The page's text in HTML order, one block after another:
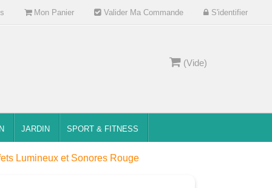
Mon Panier Valider Ma Commande S'identifier
(Vide)
JARDIN SPORT & FITNESS
Lumineux et Sonores Rouge